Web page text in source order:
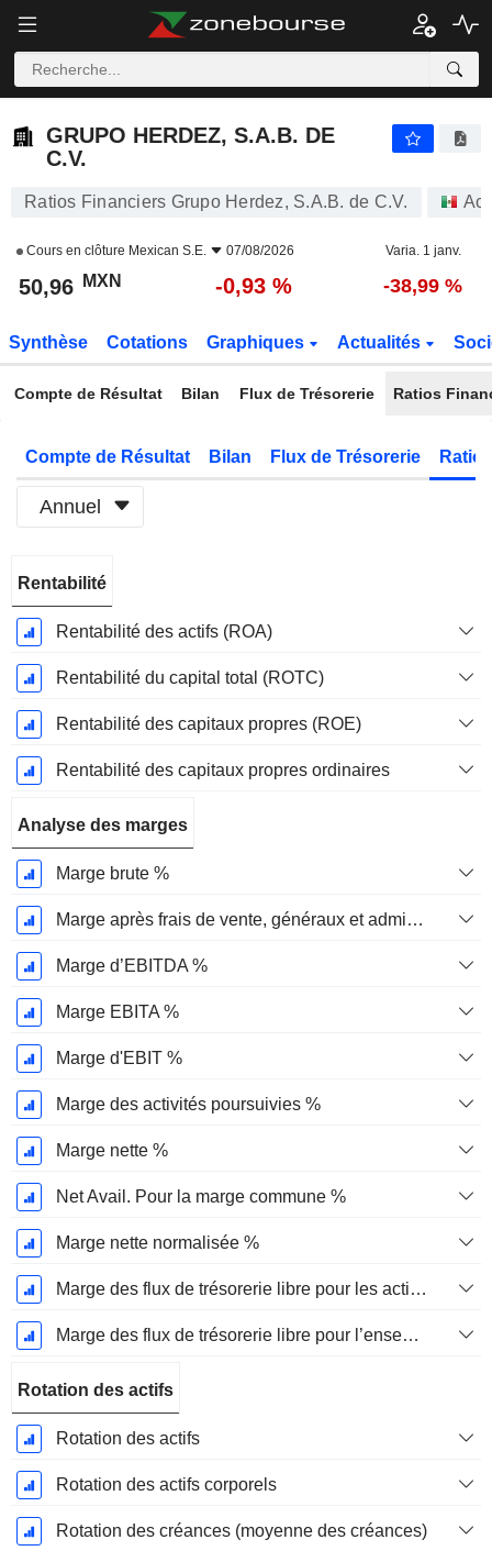
GRUPO HERDEZ, S.A.B. DE
C.V.
Ratios Financiers Grupo Herdez, S.A.B. de C.V.
Cours en clôture Mexican S.E. 07/08/2026 Varia. 1 janv.
50,96 MXN -0,93 % -38,99 %
Synthèse Cotations Graphiques Actualités
Compte de Résultat Bilan Flux de Trésorerie Ratios
Compte de Résultat Bilan Flux de Trésorerie
Annuel
Fiscale:
Décembre
Rentabilité
Rentabilité des actifs (ROA)
Rentabilité du capital total (ROTC)
Rentabilité des capitaux propres (ROE)
Rentabilité des capitaux propres ordinaires
Analyse des marges
Marge brute %
Marge après frais de vente, généraux et administratifs %
Marge d’EBITDA %
Marge EBITA %
Marge d'EBIT %
Marge des activités poursuivies %
Marge nette %
Net Avail. Pour la marge commune %
Marge nette normalisée %
Marge des flux de trésorerie libre pour les actionnaires
Marge des flux de trésorerie libre pour l’ensemble des pourvoyeurs de fonds
Rotation des actifs
Rotation des actifs
Rotation des actifs corporels
Rotation des créances (moyenne des créances)